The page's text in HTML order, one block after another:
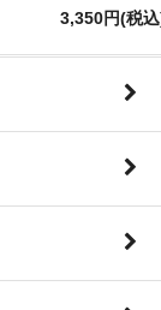
3,350円(税